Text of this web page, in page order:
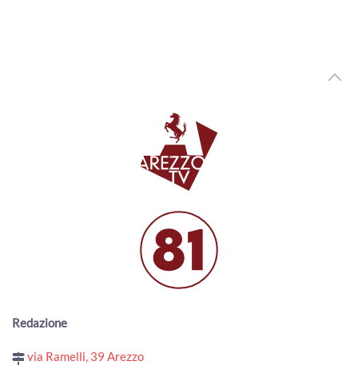
Redazione
via Ramelli, 39 Arezzo